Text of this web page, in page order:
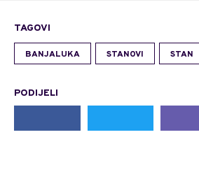
TAGOVI
BANJALUKA STANOVI STAN
PODIJELI